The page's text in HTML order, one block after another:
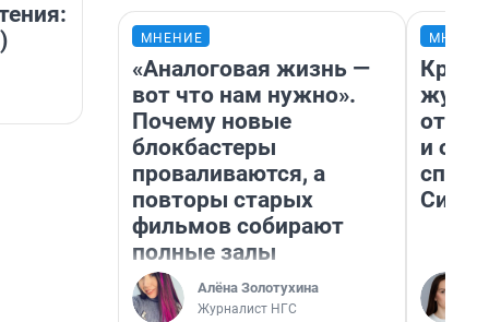
МНЕНИЕ
«Аналоговая жизнь —
вот что нам нужно».
Почему новые
блокбастеры
проваливаются, а
повторы старых
фильмов собирают
полные залы
Алёна Золотухина
Журналист НГС
и